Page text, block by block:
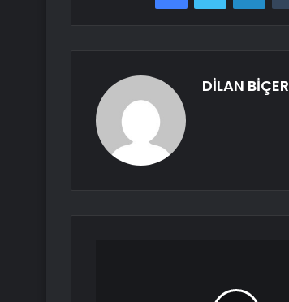
DİLAN BİÇER